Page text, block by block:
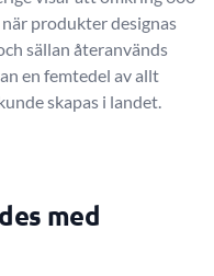
produkter designas
sällan återanvänds
en femtedel av allt
skapas i landet.
med